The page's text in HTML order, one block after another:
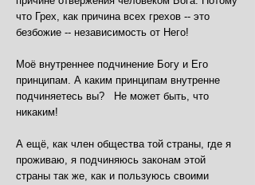
что Грех, как причина всех грехов -- это
безбожие -- независимость от Него!
Моё внутреннее подчинение Богу и Его
принципам. А каким принципам внутренне
подчиняетесь вы? Не может быть, что
никаким!
А ещё, как член общества той страны, где я
проживаю, я подчиняюсь законам этой
страны так же, как и пользуюсь своими